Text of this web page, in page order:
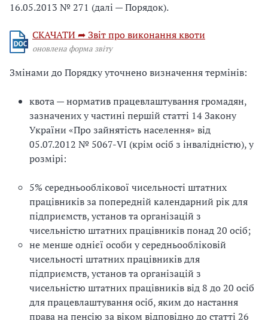
16.05.2013 № 271 (далі — Порядок).
СКАЧАТИ ➦ Звіт про виконання квоти
оновлена форма звіту
Змінами до Порядку уточнено визначення термінів:
квота — норматив працевлаштування громадян,
зазначених у частині першій статті 14 Закону
України «Про зайнятість населення» від
05.07.2012 № 5067-VI (крім осіб з інвалідністю), у
розмірі:
5% середньооблікової чисельності штатних
працівників за попередній календарний рік для
підприємств, установ та організацій з
чисельністю штатних працівників понад 20 осіб;
не менше однієї особи у середньообліковій
чисельності штатних працівників для
підприємств, установ та організацій з
чисельністю штатних працівників від 8 до 20 осіб
для працевлаштування осіб, яким до настання
права на пенсію за віком відповідно до статті 26